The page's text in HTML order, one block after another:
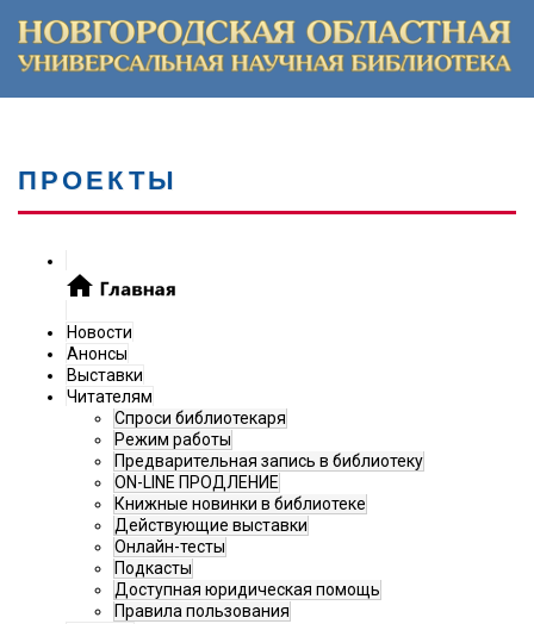
ПРОЕКТЫ
Новости
Анонсы
Выставки
Читателям
Спроси библиотекаря
Режим работы
Предварительная запись в библиотеку
ON-LINE ПРОДЛЕНИЕ
Книжные новинки в библиотеке
Действующие выставки
Онлайн-тесты
Подкасты
Доступная юридическая помощь
Правила пользования